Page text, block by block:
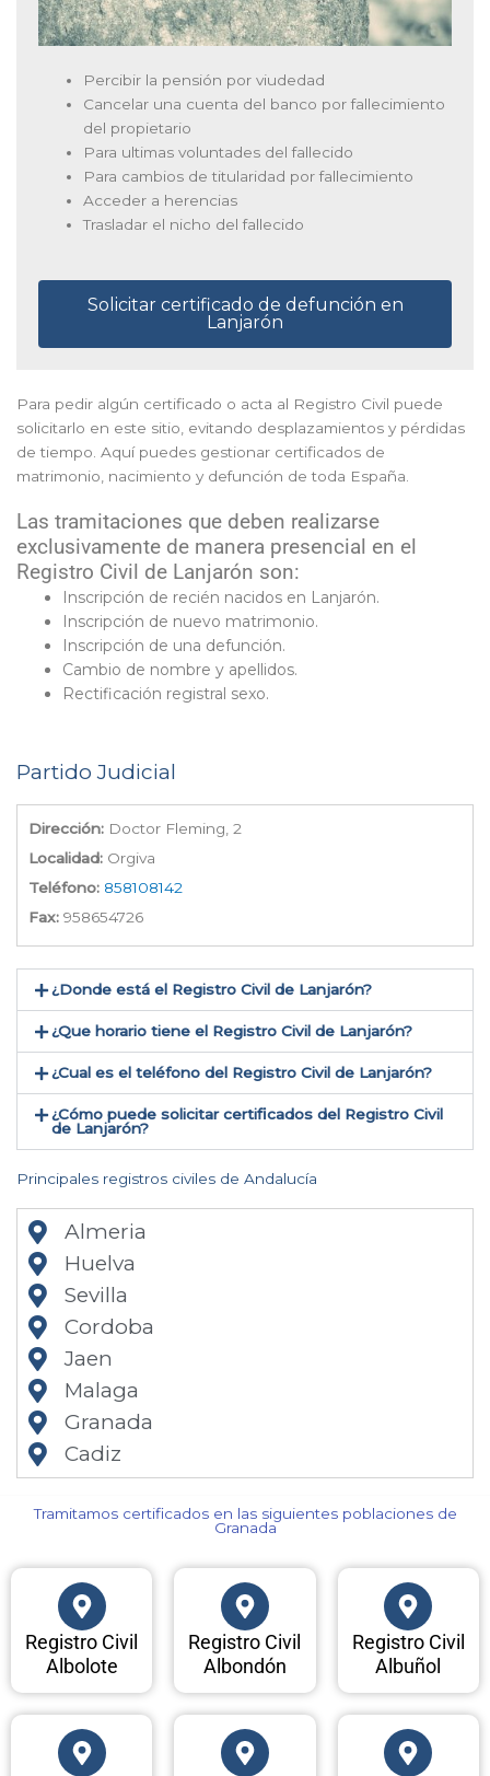
Percibir la pensión por viudedad
Cancelar una cuenta del banco por fallecimiento
del propietario
Para ultimas voluntades del fallecido
Para cambios de titularidad por fallecimiento
Acceder a herencias
Trasladar el nicho del fallecido
Solicitar certificado de defunción en
Lanjarón
Para pedir algún certificado o acta al Registro Civil puede
solicitarlo en este sitio, evitando desplazamientos y pérdidas
de tiempo. Aquí puedes gestionar certificados de
matrimonio, nacimiento y defunción de toda España.
Las tramitaciones que deben realizarse
exclusivamente de manera presencial en el
Registro Civil de Lanjarón son:
Inscripción de recién nacidos en Lanjarón.
Inscripción de nuevo matrimonio.
Inscripción de una defunción.
Cambio de nombre y apellidos.
Rectificación registral sexo.
Partido Judicial
Dirección: Doctor Fleming, 2
Localidad: Orgiva
Teléfono: 858108142
Fax: 958654726
¿Donde está el Registro Civil de Lanjarón​?
¿Que horario tiene el Registro Civil de Lanjarón?
¿Cual es el teléfono del Registro Civil de Lanjarón​?
¿Cómo puede solicitar certificados del Registro Civil
de Lanjarón​?
Principales registros civiles de Andalucía
Almeria
Huelva
Sevilla
Cordoba
Jaen
Malaga
Granada
Cadiz
Tramitamos certificados en las siguientes poblaciones de
Granada​
Registro Civil
Albolote
Registro Civil
Albondón
Registro Civil
Albuñol